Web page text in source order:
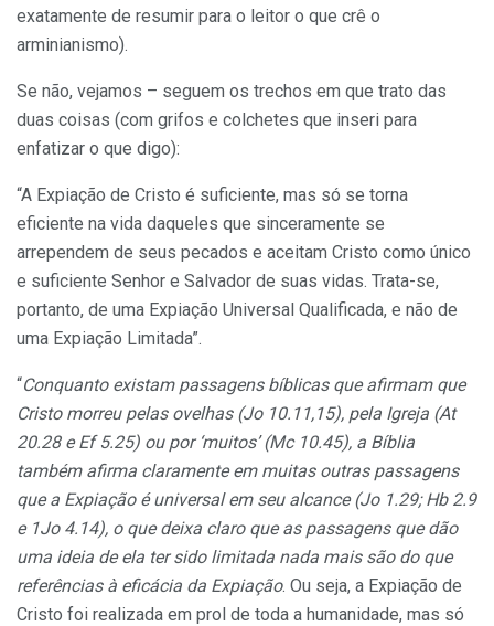
exatamente de resumir para o leitor o que crê o
arminianismo).
Se não, vejamos – seguem os trechos em que trato das
duas coisas (com grifos e colchetes que inseri para
enfatizar o que digo):
“A Expiação de Cristo é suficiente, mas só se torna
eficiente na vida daqueles que sinceramente se
arrependem de seus pecados e aceitam Cristo como único
e suficiente Senhor e Salvador de suas vidas. Trata-se,
portanto, de uma Expiação Universal Qualificada, e não de
uma Expiação Limitada”.
“Conquanto existam passagens bíblicas que afirmam que
Cristo morreu pelas ovelhas (Jo 10.11,15), pela Igreja (At
20.28 e Ef 5.25) ou por ‘muitos’ (Mc 10.45), a Bíblia
também afirma claramente em muitas outras passagens
que a Expiação é universal em seu alcance (Jo 1.29; Hb 2.9
e 1Jo 4.14), o que deixa claro que as passagens que dão
uma ideia de ela ter sido limitada nada mais são do que
referências à eficácia da Expiação. Ou seja, a Expiação de
Cristo foi realizada em prol de toda a humanidade, mas só